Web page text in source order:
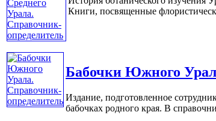
Книги, посвященные
Бабочки Южного
Издание, подготовленное
бабочках родного края. В